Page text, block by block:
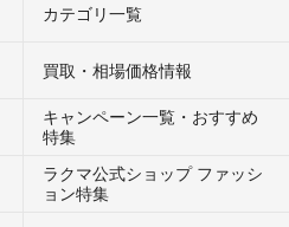
カテゴリ一覧
買取・相場価格情報
キャンペーン一覧・おすすめ
特集
ラクマ公式ショップ ファッシ
ョン特集